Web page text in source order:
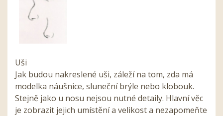
Uši
Jak budou nakreslené uši, záleží na tom, zda má
modelka náušnice, sluneční brýle nebo klobouk.
Stejně jako u nosu nejsou nutné detaily. Hlavní věc
je zobrazit jejich umístění a velikost a nezapomeňte